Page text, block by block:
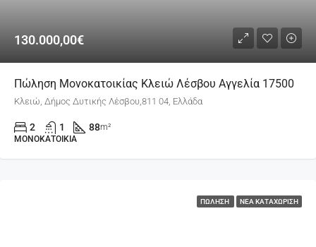
130.000,00€
Πώληση Μονοκατοικίας Κλειώ Λέσβου Αγγελία 17500
Κλειώ, Δήμος Δυτικής Λέσβου,811 04, Ελλάδα
2 1 88m²
ΜΟΝΟΚΑΤΟΙΚΊΑ
ΠΏΛΗΣΗ ΝΈΑ ΚΑΤΑΧΏΡΙΣΗ